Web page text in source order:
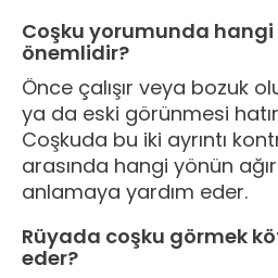
Coşku yorumunda hangi
önemlidir?
Önce çalışır veya bozuk
ya da eski görünmesi
Coşkuda bu iki ayrıntı
arasında hangi yönün ağır
anlamaya yardım eder.
Rüyada coşku görmek
eder?